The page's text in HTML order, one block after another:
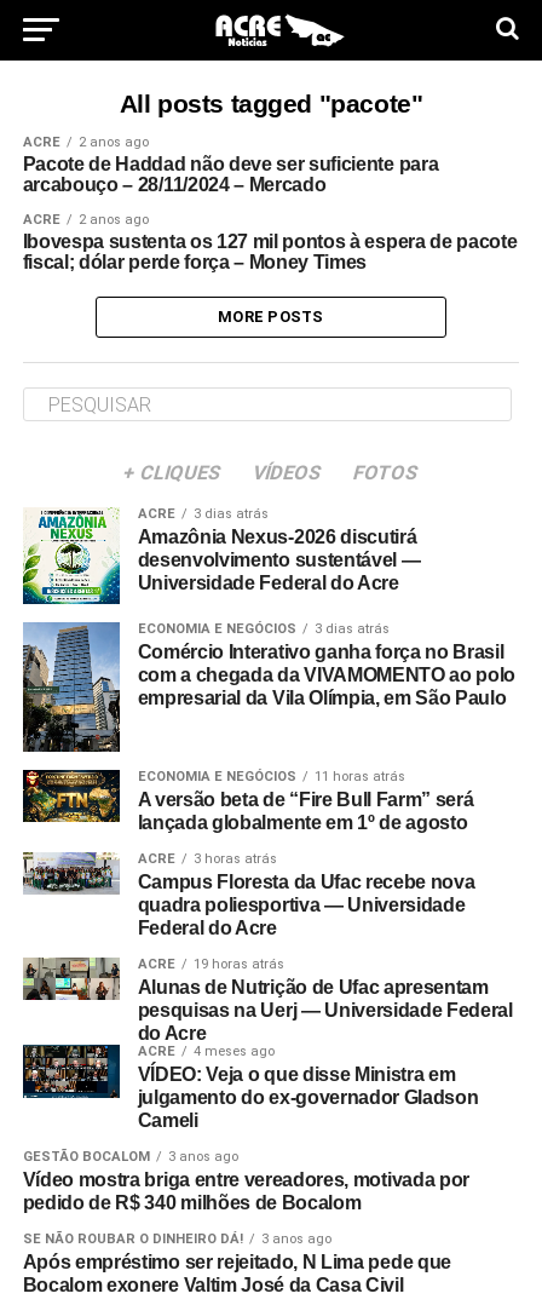
All posts tagged "pacote"
ACRE 2 anos ago
Pacote de Haddad não deve ser suficiente para
arcabouço – 28/11/2024 – Mercado
ACRE 2 anos ago
Ibovespa sustenta os 127 mil pontos à espera de pacote
fiscal; dólar perde força – Money Times
MORE POSTS
+ CLIQUES VÍDEOS FOTOS
ACRE 3 dias atrás
Amazônia Nexus-2026 discutirá
desenvolvimento sustentável —
Universidade Federal do Acre
ECONOMIA E NEGÓCIOS 3 dias atrás
Comércio Interativo ganha força no Brasil
com a chegada da VIVAMOMENTO ao polo
empresarial da Vila Olímpia, em São Paulo
ECONOMIA E NEGÓCIOS 11 horas atrás
A versão beta de “Fire Bull Farm” será
lançada globalmente em 1º de agosto
ACRE 3 horas atrás
Campus Floresta da Ufac recebe nova
quadra poliesportiva — Universidade
Federal do Acre
ACRE 19 horas atrás
Alunas de Nutrição de Ufac apresentam
pesquisas na Uerj — Universidade Federal
do Acre
ACRE 4 meses ago
VÍDEO: Veja o que disse Ministra em
julgamento do ex-governador Gladson
Cameli
GESTÃO BOCALOM 3 anos ago
Vídeo mostra briga entre vereadores, motivada por
pedido de R$ 340 milhões de Bocalom
SE NÃO ROUBAR O DINHEIRO DÁ! 3 anos ago
Após empréstimo ser rejeitado, N Lima pede que
Bocalom exonere Valtim José da Casa Civil